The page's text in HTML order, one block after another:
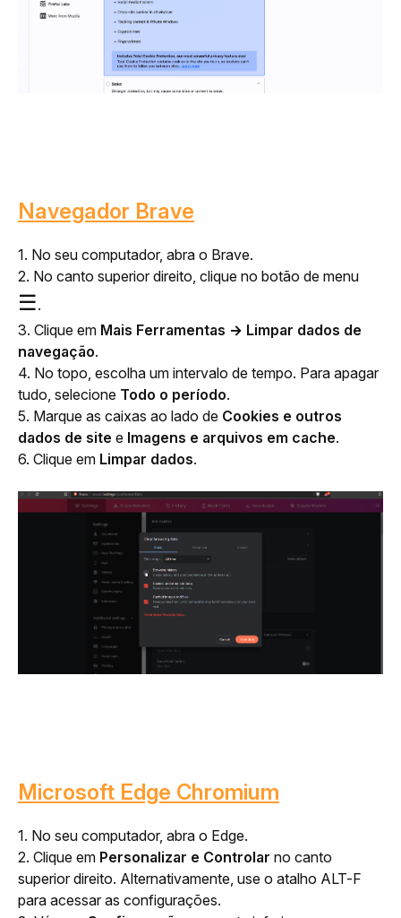
Navegador Brave
1. No seu computador, abra o Brave.
☰.
3. Clique em Mais Ferramentas → Limpar dados de
navegação.
4. No topo, escolha um intervalo de tempo. Para apagar
tudo, selecione Todo o período.
5. Marque as caixas ao lado de Cookies e outros
dados de site e Imagens e arquivos em cache.
6. Clique em Limpar dados.
Microsoft Edge Chromium
1. No seu computador, abra o Edge.
2. Clique em Personalizar e Controlar no canto
superior direito. Alternativamente, use o atalho ALT-F
para acessar as configurações.